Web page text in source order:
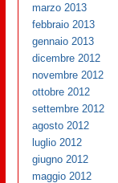
marzo 2013
febbraio 2013
gennaio 2013
dicembre 2012
novembre 2012
ottobre 2012
settembre 2012
agosto 2012
luglio 2012
giugno 2012
maggio 2012